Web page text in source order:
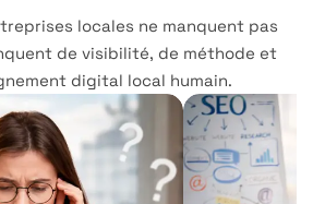
locales ne manquent pas
de visibilité, de méthode et
digital local humain.